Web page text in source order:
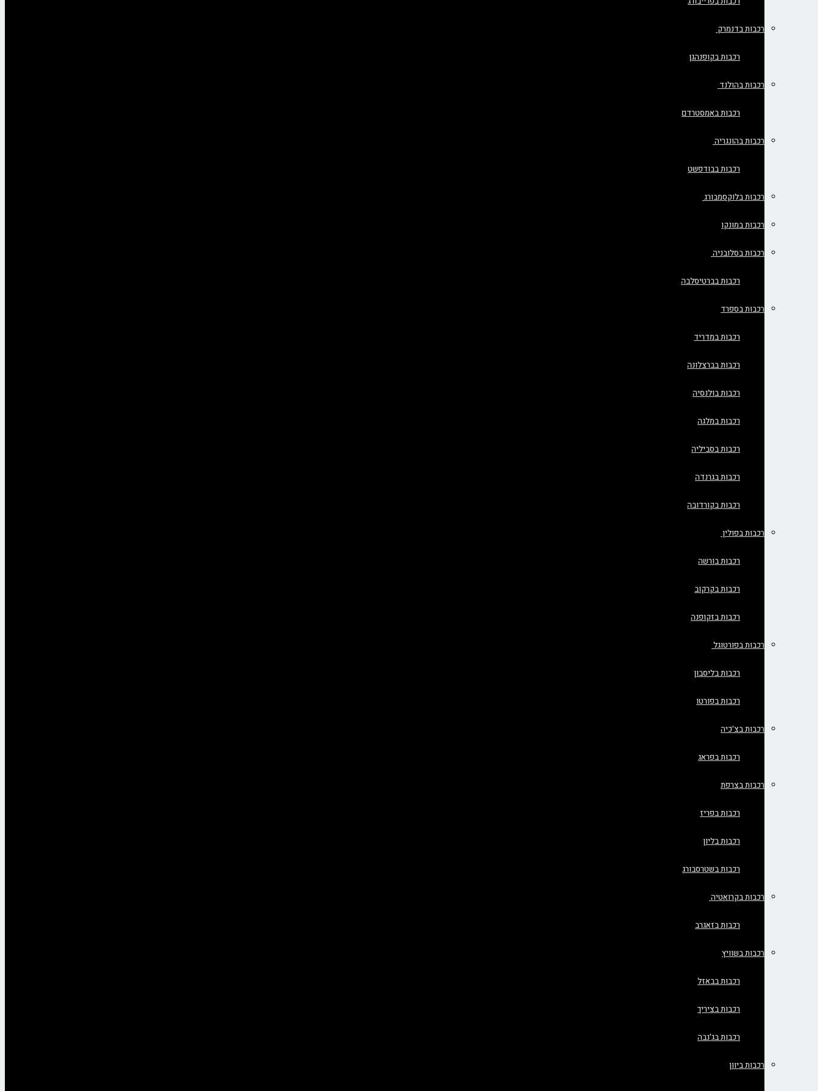
רכבות בדנמרק
רכבות בקופנהגן
רכבות בהולנד
רכבות באמסטרדם
רכבות בהונגריה
רכבות בבודפשט
רכבות בלוקסמבורג
רכבות במונקו
רכבות בסלובניה
רכבות בברטיסלבה
רכבות בספרד
רכבות במדריד
רכבות בברצלונה
רכבות בולנסיה
רכבות במלגה
רכבות בסביליה
רכבות בגרנדה
רכבות בקורדובה
רכבות בפולין
רכבות בורשה
רכבות בקרקוב
רכבות בזקופנה
רכבות בפורטוגל
רכבות בליסבון
רכבות בפורטו
רכבות בצ'כיה
רכבות בפראג
רכבות בצרפת
רכבות בפריז
רכבות בליון
רכבות בשטרסבורג
רכבות בקרואטיה
רכבות בזאגרב
רכבות בשוויץ
רכבות בבאזל
רכבות בציריך
רכבות בג'נבה
רכבות ביוון